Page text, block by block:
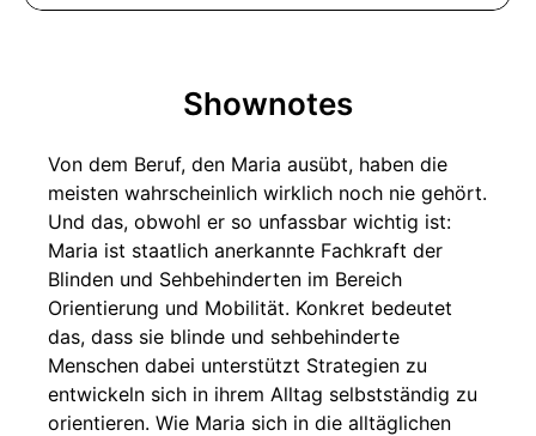
Shownotes
Von dem Beruf, den Maria ausübt, haben die
meisten wahrscheinlich wirklich noch nie gehört.
Und das, obwohl er so unfassbar wichtig ist:
Maria ist staatlich anerkannte Fachkraft der
Blinden und Sehbehinderten im Bereich
Orientierung und Mobilität. Konkret bedeutet
das, dass sie blinde und sehbehinderte
Menschen dabei unterstützt Strategien zu
entwickeln sich in ihrem Alltag selbstständig zu
orientieren. Wie Maria sich in die alltäglichen